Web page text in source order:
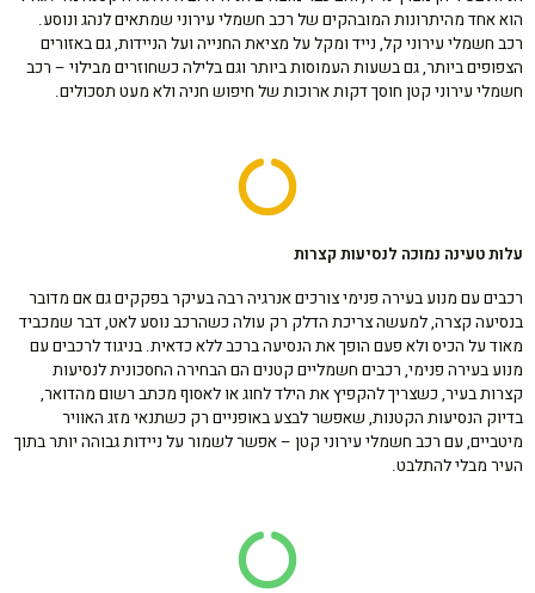
הוא אחד מהיתרונות המובהקים של רכב חשמלי עירוני שמתאים לנהג ונוסע.
רכב חשמלי עירוני קל, נייד ומקל על מציאת החנייה ועל הניידות, גם באזורים
הצפופים ביותר, גם בשעות העמוסות ביותר וגם בלילה כשחוזרים מבילוי – רכב
חשמלי עירוני קטן חוסך דקות ארוכות של חיפוש חניה ולא מעט תסכולים.
עלות טעינה נמוכה לנסיעות קצרות
רכבים עם מנוע בעירה פנימי צורכים אנרגיה רבה בעיקר בפקקים גם אם מדובר
בנסיעה קצרה, למעשה צריכת הדלק רק עולה כשהרכב נוסע לאט, דבר שמכביד
מאוד על הכיס ולא פעם הופך את הנסיעה ברכב ללא כדאית. בניגוד לרכבים עם
מנוע בעירה פנימי, רכבים חשמליים קטנים הם הבחירה החסכונית לנסיעות
קצרות בעיר, כשצריך להקפיץ את הילד לחוג או לאסוף מכתב רשום מהדואר,
בדיוק הנסיעות הקטנות, שאפשר לבצע באופניים רק כשתנאי מזג האוויר
מיטביים, עם רכב חשמלי עירוני קטן – אפשר לשמור על ניידות גבוהה יותר בתוך
העיר מבלי להתלבט.